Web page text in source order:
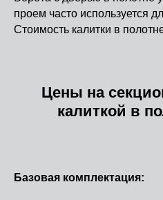
проем часто используется
Стоимость калитки в
Цены на
калиткой в
Базовая комплектация: